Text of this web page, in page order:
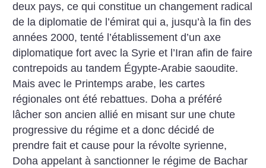
deux pays, ce qui constitue un changement radical
de la diplomatie de l’émirat qui a, jusqu’à la fin des
années 2000, tenté l’établissement d’un axe
diplomatique fort avec la Syrie et l’Iran afin de faire
contrepoids au tandem Égypte-Arabie saoudite.
Mais avec le Printemps arabe, les cartes
régionales ont été rebattues. Doha a préféré
lâcher son ancien allié en misant sur une chute
progressive du régime et a donc décidé de
prendre fait et cause pour la révolte syrienne,
Doha appelant à sanctionner le régime de Bachar